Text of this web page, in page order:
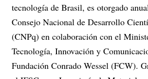
tecnología de Brasil, es otorgado
Consejo Nacional de Desarrollo
(CNPq) en colaboración con el
Tecnología, Innovación y
Fundación Conrado Wessel (FCW).